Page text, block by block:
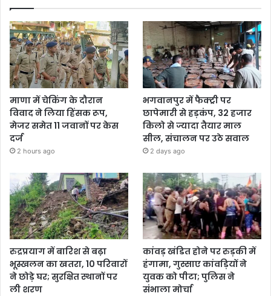
माणा में चेकिंग के दौरान
विवाद ने लिया हिंसक रूप,
मेजर समेत 11 जवानों पर केस
दर्ज
2 hours ago
भगवानपुर में फैक्ट्री पर
छापेमारी से हड़कंप, 32 हजार
किलो से ज्यादा तैयार माल
सील, संचालन पर उठे सवाल
2 days ago
रुद्रप्रयाग में बारिश से बढ़ा
भूस्खलन का खतरा, 10 परिवारों
ने छोड़े घर; सुरक्षित स्थानों पर
ली शरण
कांवड़ खंडित होने पर रुड़की में
हंगामा, गुस्साए कांवड़ियों ने
युवक को पीटा; पुलिस ने
संभाला मोर्चा